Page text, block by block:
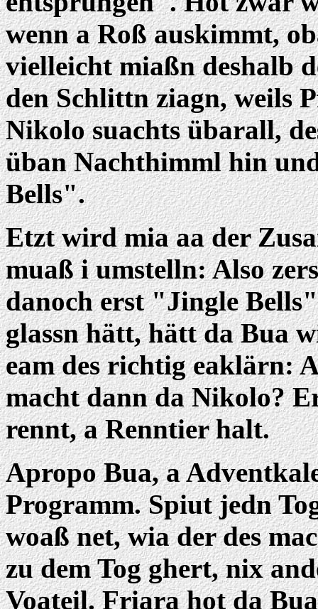
wenn a Roß auskimmt,
vielleicht miaßn deshalb
den Schlittn ziagn, weils
Nikolo suachts übarall,
üban Nachthimml hin
Bells".
Etzt wird mia aa der
muaß i umstelln: Also
danoch erst "Jingle
glassn hätt, hätt da Bua
eam des richtig eaklärn:
macht dann da Nikolo?
rennt, a Renntier halt.
Apropo Bua, a
Programm. Spiut jedn
woaß net, wia der des
zu dem Tog ghert, nix
Voateil. Friara hot da